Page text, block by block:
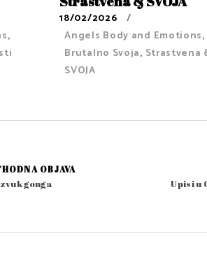
,
18/02/2026
Angels Body and Emotions,
Brutalno Svoja, Strastvena
SVOJA
OBJAVA
gonga Upisi u